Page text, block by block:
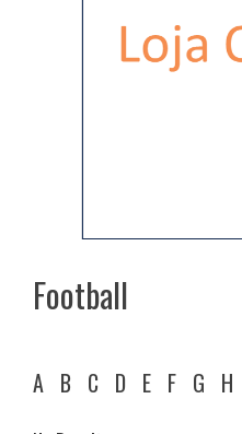
Football
A B C D E F G H